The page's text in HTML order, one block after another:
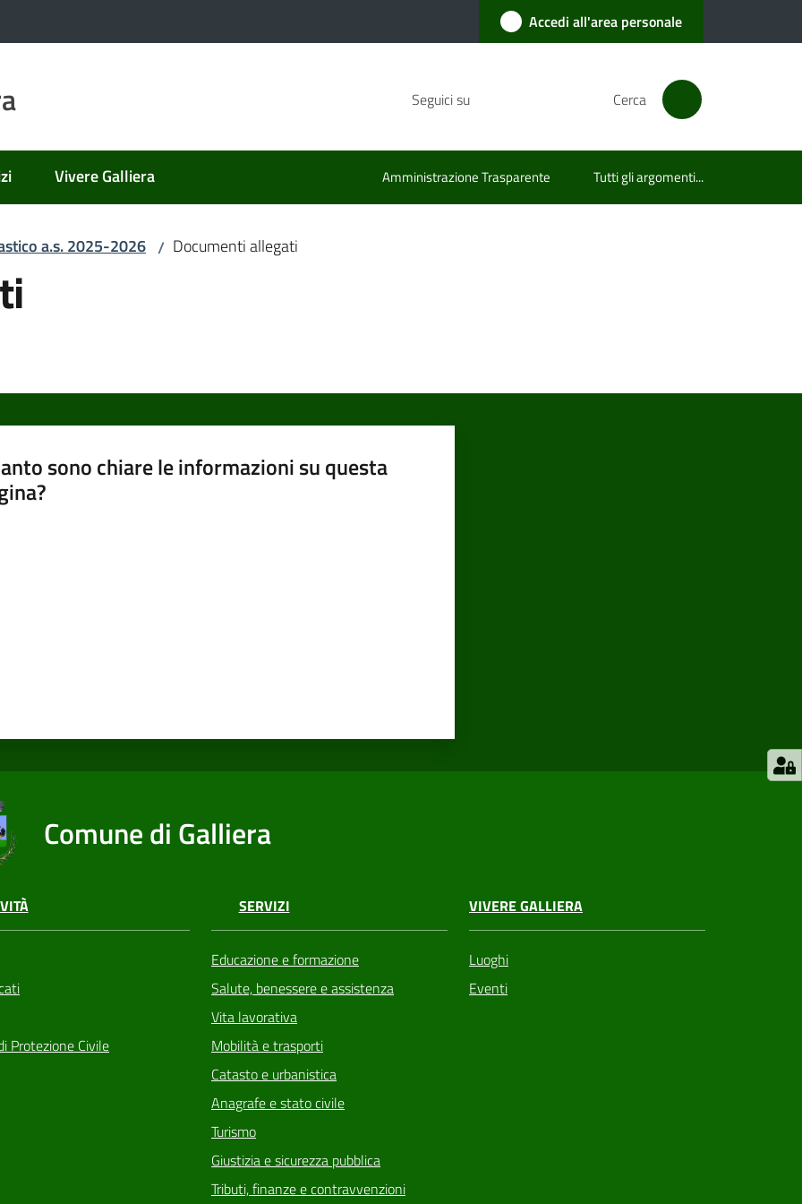
Accedi all'area personale
Seguici su Cerca
Vivere Galliera Amministrazione Trasparente Tutti gli argomenti...
a.s. 2025-2026 / Documenti allegati
sono chiare le informazioni su questa
Comune di Galliera
Protezione Civile
SERVIZI
Educazione e formazione
Salute, benessere e assistenza
Vita lavorativa
Mobilità e trasporti
Catasto e urbanistica
Anagrafe e stato civile
Turismo
Giustizia e sicurezza pubblica
Tributi, finanze e contravvenzioni
VIVERE GALLIERA
Luoghi
Eventi